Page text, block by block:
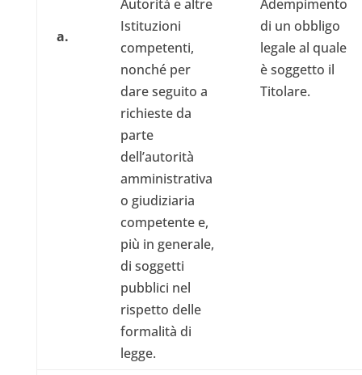
a.
Autorità e altre
Istituzioni
competenti,
nonché per
dare seguito a
richieste da
parte
dell’autorità
amministrativa
o giudiziaria
competente e,
più in generale,
di soggetti
pubblici nel
rispetto delle
formalità di
legge.
Adempimento
di un obbligo
legale al quale
è soggetto il
Titolare.